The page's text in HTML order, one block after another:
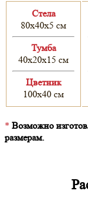
Cтела
80х40х5 см
Тумба
40х20х15 см
Цветник
100х40 см
* Возможно
размерам.